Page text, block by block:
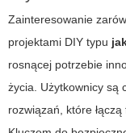
Zainteresowanie
projektami DIY typu
rosnącej potrzebie
życia. Użytkownicy są
rozwiązań, które